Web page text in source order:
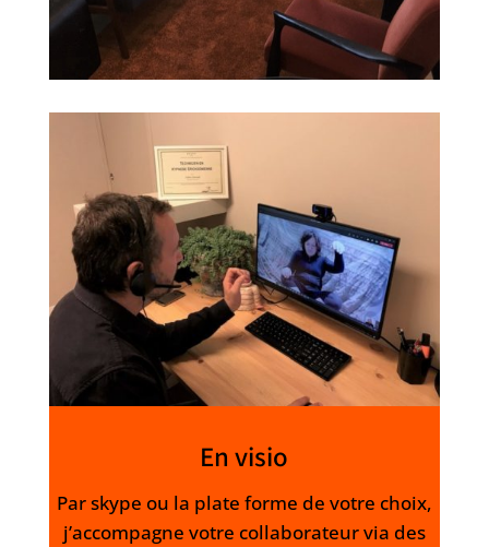
En visio
Par skype ou la plate forme de votre choix,
j’accompagne votre collaborateur via des